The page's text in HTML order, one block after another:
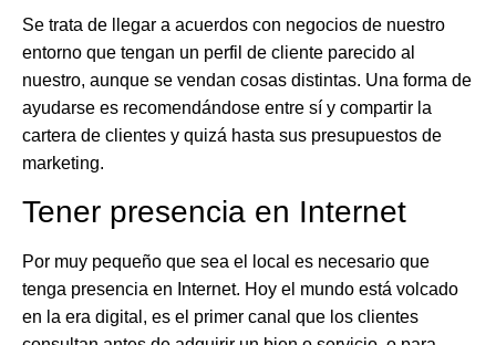
Se trata de llegar a acuerdos con negocios de nuestro
entorno que tengan un perfil de cliente parecido al
nuestro, aunque se vendan cosas distintas. Una forma de
ayudarse es recomendándose entre sí y compartir la
cartera de clientes y quizá hasta sus presupuestos de
marketing.
Tener presencia en Internet
Por muy pequeño que sea el local es necesario que
tenga presencia en Internet. Hoy el mundo está volcado
en la era digital, es el primer canal que los clientes